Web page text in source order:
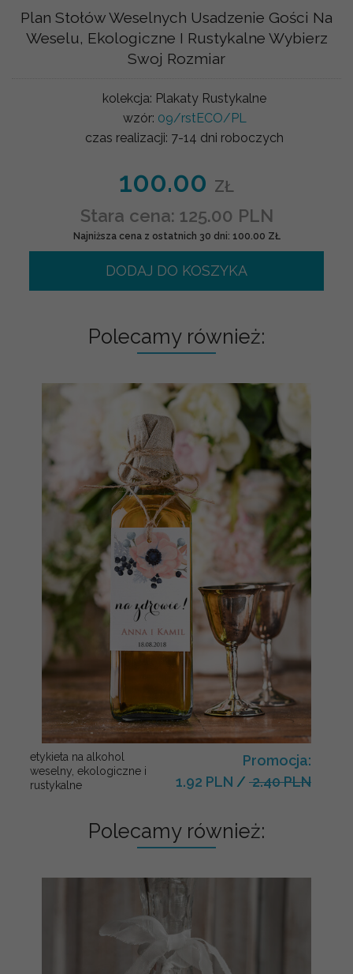
Plan Stołów Weselnych Usadzenie Gości Na
Weselu, Ekologiczne I Rustykalne Wybierz
Swoj Rozmiar
kolekcja: Plakaty Rustykalne
wzór: 09/rstECO/PL
czas realizacji: 7-14 dni roboczych
100.00 ZŁ
Stara cena: 125.00 PLN
Najniższa cena z ostatnich 30 dni: 100.00 ZŁ
DODAJ DO KOSZYKA
Polecamy również:
etykieta na alkohol
weselny, ekologiczne i
rustykalne
Promocja:
1.92 PLN / 2.40 PLN
Polecamy również: